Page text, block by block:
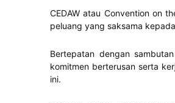
CEDAW atau Convention on
peluang yang saksama
Bertepatan dengan
komitmen berterusan serta
ini.